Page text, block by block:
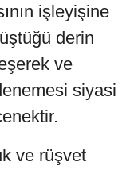
işleyişine
derin
ve
siyasi
ve rüşvet